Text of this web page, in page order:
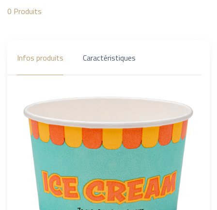
0 Produits
Infos produits Caractéristiques